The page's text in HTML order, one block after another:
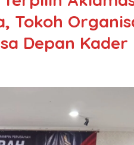
Tokoh
Depan Kader